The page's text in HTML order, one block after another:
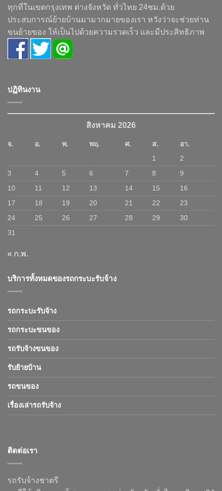
ทุกที่ในเขตกรุงเทพ ต่างจังหวัด ทั่วไทย 24ชม.ด้วย
ประสบการณ์ย้ายบ้านมามากมายของเรา หวังว่าจะช่วยท่าน
ขนย้ายของ ให้เป็นไปด้วยความรวดเร็ว และมีประสิทธิภาพ
ปฏิทินงาน
สิงหาคม 2026
จ. อ. พ. พฤ. ศ. ส.
อา.
1
2
3
4 5 6 7 8
9
10
11 12 13 14 15
16
17
18 19 20 21 22
23
24
25 26 27 28 29
30
31
« ก.พ.
บริการทั้งหมดของรถกระบะรับจ้าง
รถกระบะรับจ้าง
รถกระบะขนของ
รถรับจ้างขนของ
รับย้ายบ้าน
รถขนของ
เรื่องเล่ารถรับจ้าง
ติดต่อเรา
รถรับจ้างชาตรี